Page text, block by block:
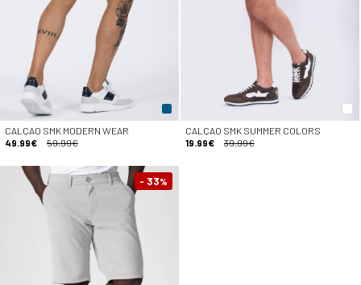
CALÇAO SMK MODERN WEAR
49.99€
59.99€
CALÇAO SMK SUMMER COLORS
19.99€
39.99€
- 33%